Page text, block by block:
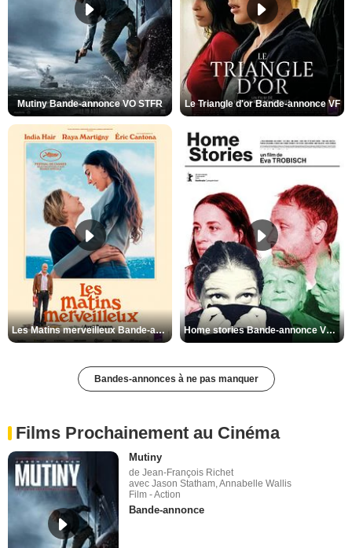
Mutiny Bande-annonce VO STFR Le Triangle d'or Bande-annonce VF
Les Matins merveilleux Bande-annonce VF Home stories Bande-annonce VO STFR
Bandes-annonces à ne pas manquer
Films Prochainement au Cinéma
Mutiny
de Jean-François Richet
avec Jason Statham, Annabelle Wallis
Film - Action
Bande-annonce